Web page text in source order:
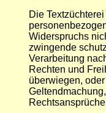
Die
Widerspruchs
zwingende
Verarbeitung
Rechten und
überwiegen,